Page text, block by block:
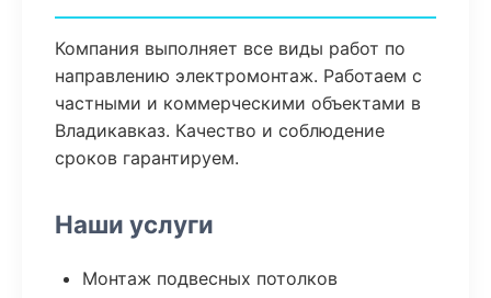
Компания выполняет все виды работ по
направлению электромонтаж. Работаем с
частными и коммерческими объектами в
Владикавказ. Качество и соблюдение
сроков гарантируем.
Наши услуги
Монтаж подвесных потолков